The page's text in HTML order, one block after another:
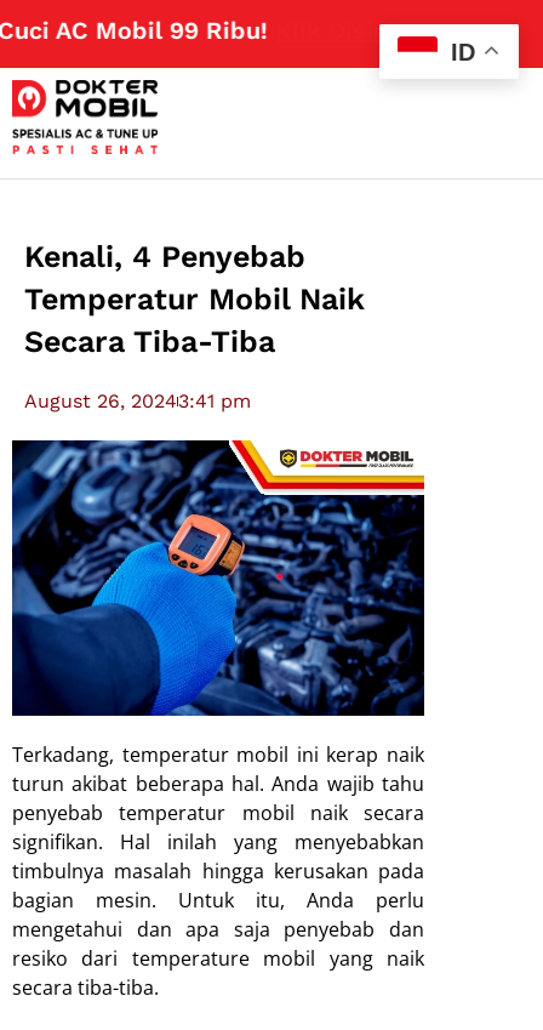
AC Mobil 99 Ribu!Klik Disini
Kenali, 4 Penyebab
Temperatur Mobil Naik
Secara Tiba-Tiba
August 26, 20243:41 pm
Terkadang, temperatur mobil ini kerap naik
turun akibat beberapa hal. Anda wajib tahu
penyebab temperatur mobil naik secara
signifikan. Hal inilah yang menyebabkan
timbulnya masalah hingga kerusakan pada
bagian mesin. Untuk itu, Anda perlu
mengetahui dan apa saja penyebab dan
resiko dari temperature mobil yang naik
secara tiba-tiba.
ID